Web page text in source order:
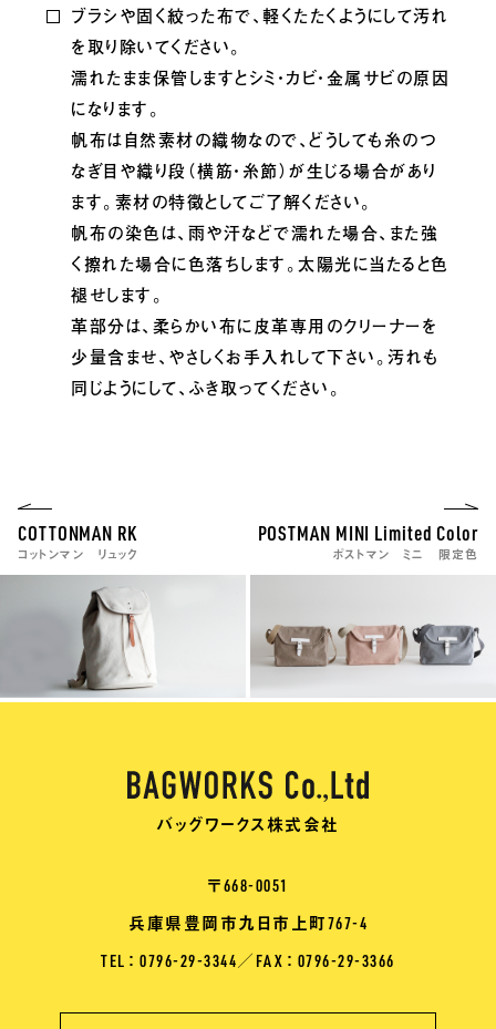
ブラシや固く絞った布で、軽くたたくようにして汚れ
を取り除いてください。
濡れたまま保管しますとシミ・カビ・金属サビの原因
になります。
帆布は自然素材の織物なので、どうしても糸のつ
なぎ目や織り段（横筋・糸節）が生じる場合があり
ます。素材の特徴としてご了解ください。
帆布の染色は、雨や汗などで濡れた場合、また強
く擦れた場合に色落ちします。太陽光に当たると色
褪せします。
革部分は、柔らかい布に皮革専用のクリーナーを
少量含ませ、やさしくお手入れして下さい。汚れも
同じようにして、ふき取ってください。
COTTONMAN RK
コットンマン リュック
POSTMAN MINI Limited Color
ポストマン ミニ 限定色
バッグワークス株式会社
〒668-0051
兵庫県豊岡市九日市上町767-4
TEL ： 0796-29-3344／ FAX ： 0796-29-3366